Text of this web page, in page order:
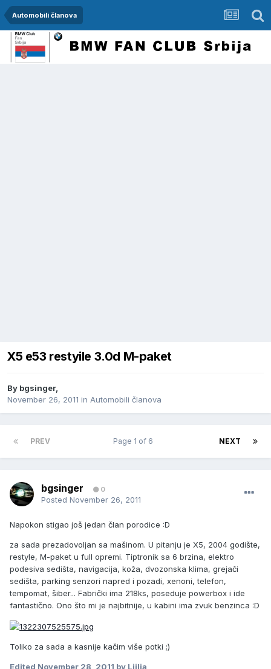
Automobili članova
X5 e53 restyile 3.0d M-paket
By bgsinger,
November 26, 2011 in Automobili članova
PREV NEXT
Page 1 of 6
bgsinger 0
Posted November 26, 2011
Napokon stigao još jedan član porodice :D
za sada prezadovoljan sa mašinom. U pitanju je X5, 2004 godište,
restyle, M-paket u full opremi. Tiptronik sa 6 brzina, elektro
podesiva sedišta, navigacija, koža, dvozonska klima, grejači
sedišta, parking senzori napred i pozadi, xenoni, telefon,
tempomat, šiber... Fabrički ima 218ks, poseduje powerbox i ide
fantastično. Ono što mi je najbitnije, u kabini ima zvuk benzinca :D
Toliko za sada a kasnije kačim više potki ;)
Edited November 28, 2011 by Ljilja